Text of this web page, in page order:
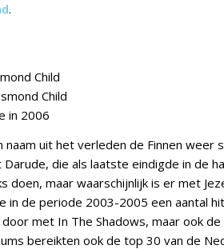
.
Child
Child
in 2006
uit het verleden de Finnen weer
die als laatste eindigde in de
doen, maar waarschijnlijk is er met
in de periode 2003-2005 een aantal
met In The Shadows, maar ook
bereikten ook de top 30 van de